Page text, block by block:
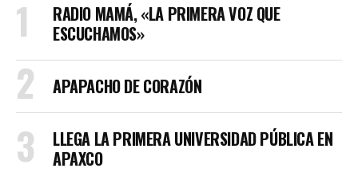
RADIO MAMÁ, «LA PRIMERA VOZ QUE
ESCUCHAMOS»
APAPACHO DE CORAZÓN
LLEGA LA PRIMERA UNIVERSIDAD PÚBLICA EN
APAXCO